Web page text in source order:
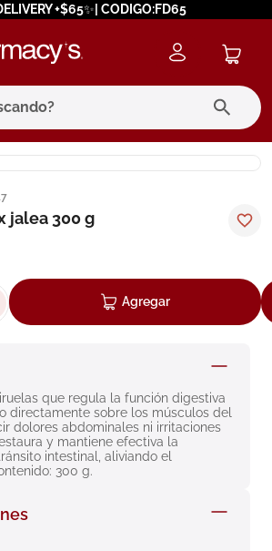
+$65✨| CODIGO:FD65
jalea 300 g
Agregar
que regula la función digestiva
directamente sobre los músculos del
dolores abdominales ni irritaciones
y mantiene efectiva la
intestinal, aliviando el
300 g.
buscados